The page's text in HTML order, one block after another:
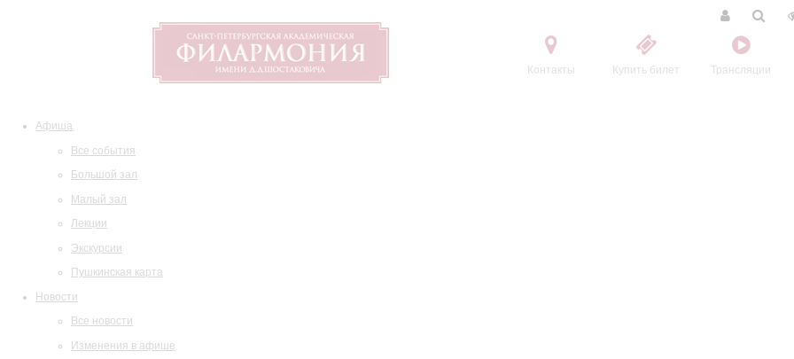
Контакты Купить билет Трансляции
Афиша
Все события
Большой зал
Малый зал
Лекции
Экскурсии
Пушкинская карта
Новости
Все новости
Изменения в афише